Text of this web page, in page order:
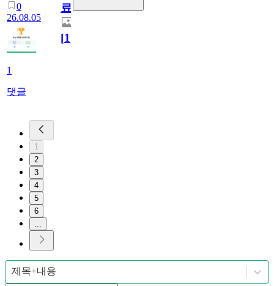
0
26.08.05
1
댓글
료
[1]
1
2
3
4
5
6
제목+내용